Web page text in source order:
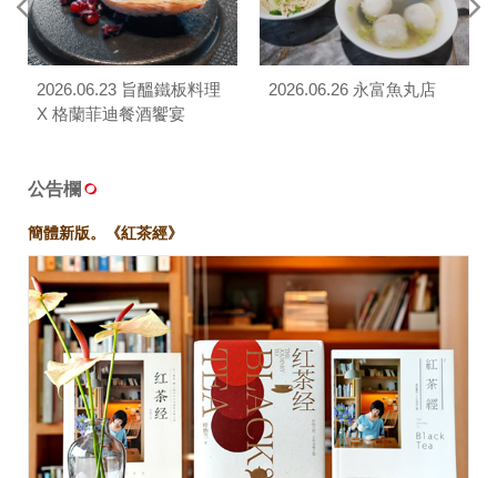
2026.06.23 旨醞鐵板料理
X 格蘭菲迪餐酒饗宴
2026.06.26 永富魚丸店
公告欄
簡體新版。《紅茶經》